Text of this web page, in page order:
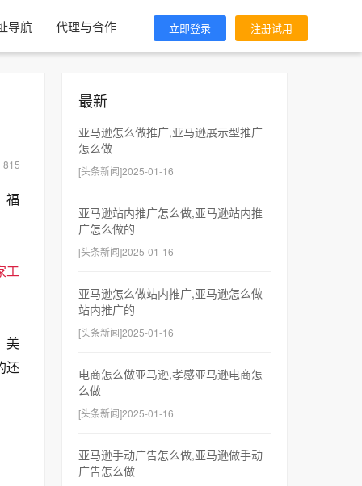
导航 代理与合作 立即登录 注册试用
815
福
工
美
还
最新
亚马逊怎么做推广,亚马逊展示型推广
怎么做
[头条新闻]2025-01-16
亚马逊站内推广怎么做,亚马逊站内推
广怎么做的
[头条新闻]2025-01-16
亚马逊怎么做站内推广,亚马逊怎么做
站内推广的
[头条新闻]2025-01-16
电商怎么做亚马逊,孝感亚马逊电商怎
么做
[头条新闻]2025-01-16
亚马逊手动广告怎么做,亚马逊做手动
广告怎么做